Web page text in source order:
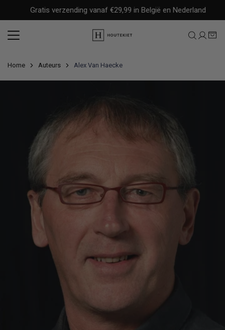
content
Gratis verzending vanaf €29,99 in België en Nederland
Home Auteurs Alex Van Haecke